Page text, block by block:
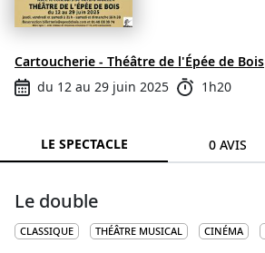
Cartoucherie - Théâtre de l'Épée de Bois
du 12 au 29 juin 2025
1h20
LE SPECTACLE 0 AVIS
Le double
CLASSIQUE THÉÂTRE MUSICAL CINÉMA